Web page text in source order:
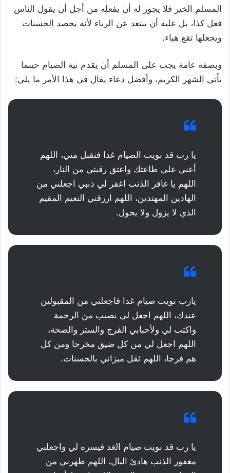
المسلم الخير فلا يجوز له أن يفعله من أجل أن يقول الناس
فعل كذا، بل عليه أن يبتعد عن الرياء لأنه يحصد الحسنات
ويجعلها تقع هباء.
وبصفة عامة يجب على المسلم أن يقدم نية الصيام حينما
يأتي الشهر الكريم، وأفضل دعاء يقال في هذا الأمر ما يلي:
يا رب قد نويت الصيام غدا فتقبل مني، اللهم
أعني على طاعتك واعتق رقبتي من النار،
اللهم يا غافر الذنب اغفر لي ذنبي اجعلني من
الهادين المهتدين، اللهم ارزقني النعيم المقيم
الذي لا يزول ولا يحول.
يارب نويت صيام غدا فاجعلني من المقبولين
عندك، اللهم اجعل لي نصيب من الرحمة
واكتب لي ولأحبابي الفرج والستر والصحة،
اللهم اجعل لي من كل ضيق مخرجا ومن كل
هم فرجا، اللهم ثقل ميزاني بالحسنات.
يا رب قد نويت صيام الغد فيسره لي واجعلني
مغفور الذنب هادئ البال، اللهم طهرني من